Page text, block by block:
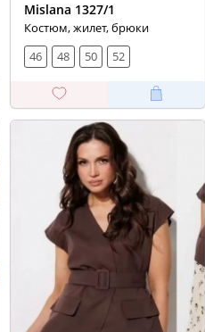
Mislana 1327/1
Костюм, жилет, брюки
46
48 50 52